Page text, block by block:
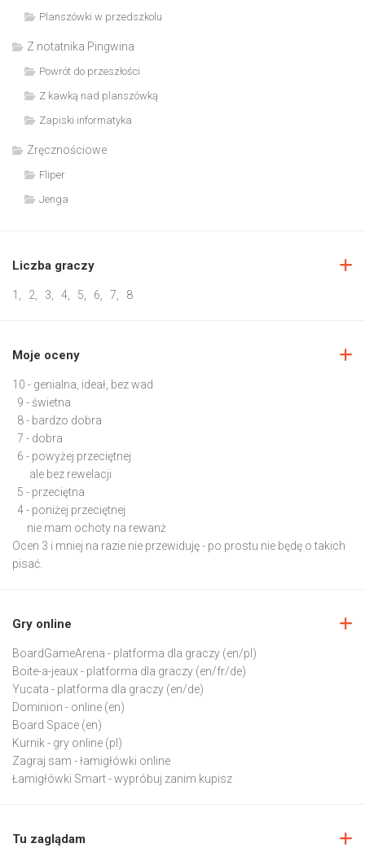
Planszówki w przedszkolu
Z notatnika Pingwina
Powrót do przeszłości
Z kawką nad planszówką
Zapiski informatyka
Zręcznościowe
Fliper
Jenga
Liczba graczy
1 , 2, 3, 4, 5, 6, 7, 8
Moje oceny
10 - genialna, ideał, bez wad
9 - świetna
8 - bardzo dobra
7 - dobra
6 - powyżej przeciętnej
ale bez rewelacji
5 - przeciętna
4 - poniżej przeciętnej
nie mam ochoty na rewanż
Ocen 3 i mniej na razie nie przewiduję - po prostu nie będę o takich
pisać.
Gry online
BoardGameArena - platforma dla graczy (en/pl)
Boite-a-jeaux - platforma dla graczy (en/fr/de)
Yucata - platforma dla graczy (en/de)
Dominion - online (en)
Board Space (en)
Kurnik- gry online (pl)
Zagraj sam - łamigłówki online
Łamigłówki Smart- wypróbuj zanim kupisz
Tu zaglądam